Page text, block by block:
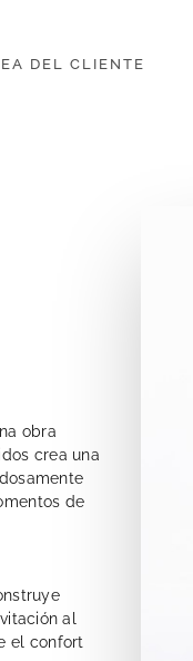
DEL CLIENTE
obra
crea una
de
al
el confort